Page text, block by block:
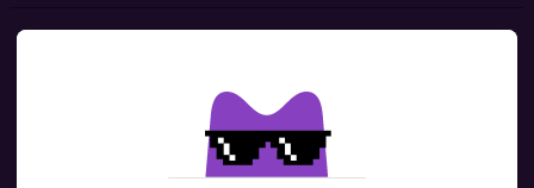
Kontaktiere uns